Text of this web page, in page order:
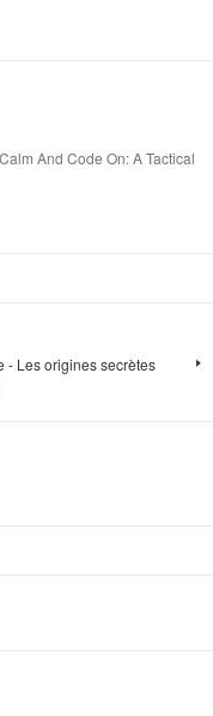
And Code On: A Tactical
- Les origines secrètes